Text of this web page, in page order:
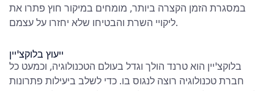
במסגרת הזמן הקצרה ביותר, מומחים במיקור חוץ פתרו את
ליקויי השרת והבטיחו שלא יחזרו על עצמם.
ייעוץ בלוקצ'יין
בלוקצ'יין הוא טרנד הולך וגדל בעולם הטכנולוגיה, וכמעט כל
חברת טכנולוגיה רוצה לנגוס בו. כדי לשלב ביעילות פתרונות